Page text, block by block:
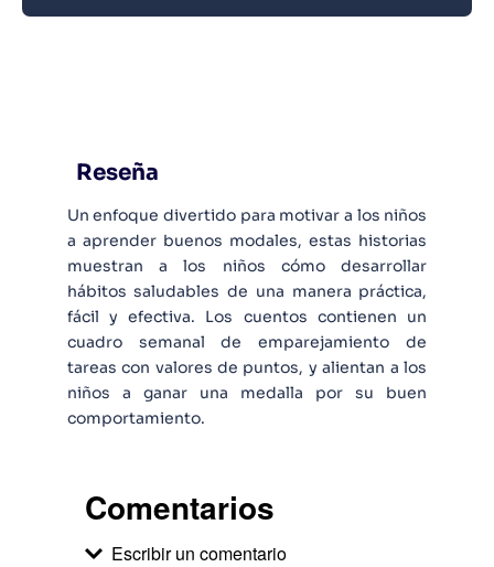
Reseña
Un enfoque divertido para motivar a los niños
a aprender buenos modales, estas historias
muestran a los niños cómo desarrollar
hábitos saludables de una manera práctica,
fácil y efectiva. Los cuentos contienen un
cuadro semanal de emparejamiento de
tareas con valores de puntos, y alientan a los
niños a ganar una medalla por su buen
comportamiento.
Comentarios
Escribir un comentario